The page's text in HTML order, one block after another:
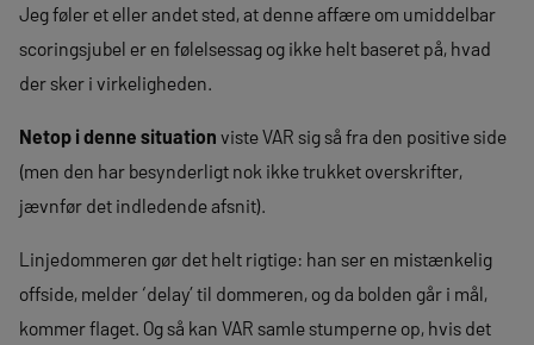
Jeg føler et eller andet sted, at denne affære om umiddelbar
scoringsjubel er en følelsessag og ikke helt baseret på, hvad
der sker i virkeligheden.
Netop i denne situation viste VAR sig så fra den positive side
(men den har besynderligt nok ikke trukket overskrifter,
jævnfør det indledende afsnit).
Linjedommeren gør det helt rigtige: han ser en mistænkelig
offside, melder ‘delay’ til dommeren, og da bolden går i mål,
kommer flaget. Og så kan VAR samle stumperne op, hvis det